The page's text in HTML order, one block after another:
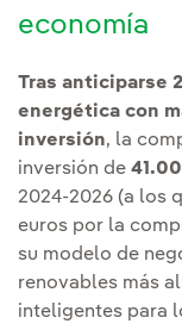
economía
Tras anticiparse
energética con
inversión, la
inversión de
2024-2026 (a los
euros por la
su modelo de
renovables más
inteligentes para